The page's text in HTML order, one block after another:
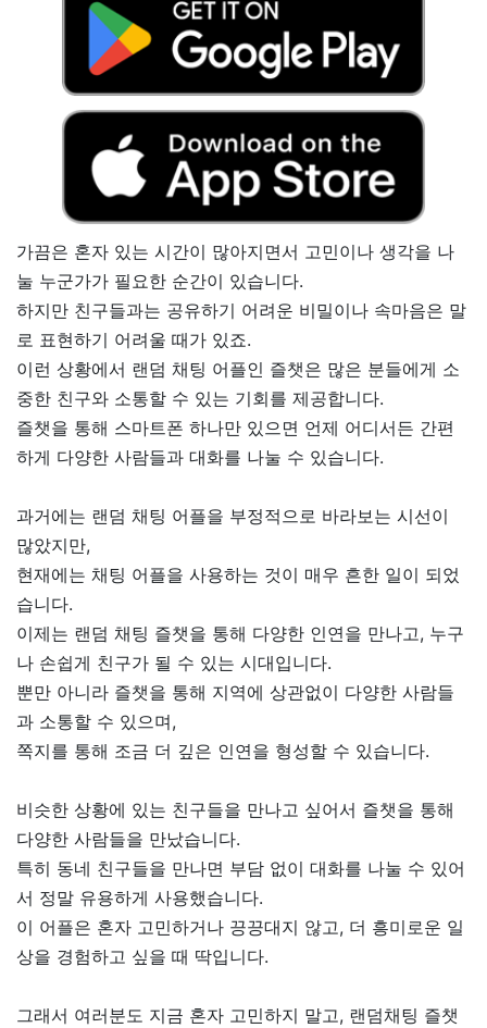
가끔은 혼자 있는 시간이 많아지면서 고민이나 생각을 나
눌 누군가가 필요한 순간이 있습니다.
하지만 친구들과는 공유하기 어려운 비밀이나 속마음은 말
로 표현하기 어려울 때가 있죠.
이런 상황에서 랜덤 채팅 어플인 즐챗은 많은 분들에게 소
중한 친구와 소통할 수 있는 기회를 제공합니다.
즐챗을 통해 스마트폰 하나만 있으면 언제 어디서든 간편
하게 다양한 사람들과 대화를 나눌 수 있습니다.
과거에는 랜덤 채팅 어플을 부정적으로 바라보는 시선이
많았지만,
현재에는 채팅 어플을 사용하는 것이 매우 흔한 일이 되었
습니다.
이제는 랜덤 채팅 즐챗을 통해 다양한 인연을 만나고, 누구
나 손쉽게 친구가 될 수 있는 시대입니다.
뿐만 아니라 즐챗을 통해 지역에 상관없이 다양한 사람들
과 소통할 수 있으며,
쪽지를 통해 조금 더 깊은 인연을 형성할 수 있습니다.
비슷한 상황에 있는 친구들을 만나고 싶어서 즐챗을 통해
다양한 사람들을 만났습니다.
특히 동네 친구들을 만나면 부담 없이 대화를 나눌 수 있어
서 정말 유용하게 사용했습니다.
이 어플은 혼자 고민하거나 끙끙대지 않고, 더 흥미로운 일
상을 경험하고 싶을 때 딱입니다.
그래서 여러분도 지금 혼자 고민하지 말고, 랜덤채팅 즐챗